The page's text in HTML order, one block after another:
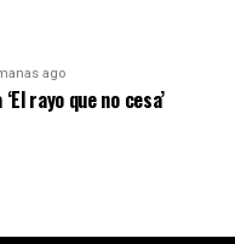
ago
rayo que no cesa’